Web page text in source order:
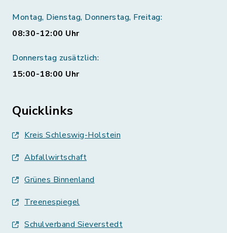
Montag, Dienstag, Donnerstag, Freitag:
08:30-12:00 Uhr
Donnerstag zusätzlich:
15:00-18:00 Uhr
Quicklinks
Kreis Schleswig-Holstein
Abfallwirtschaft
Grünes Binnenland
Treenespiegel
Schulverband Sieverstedt